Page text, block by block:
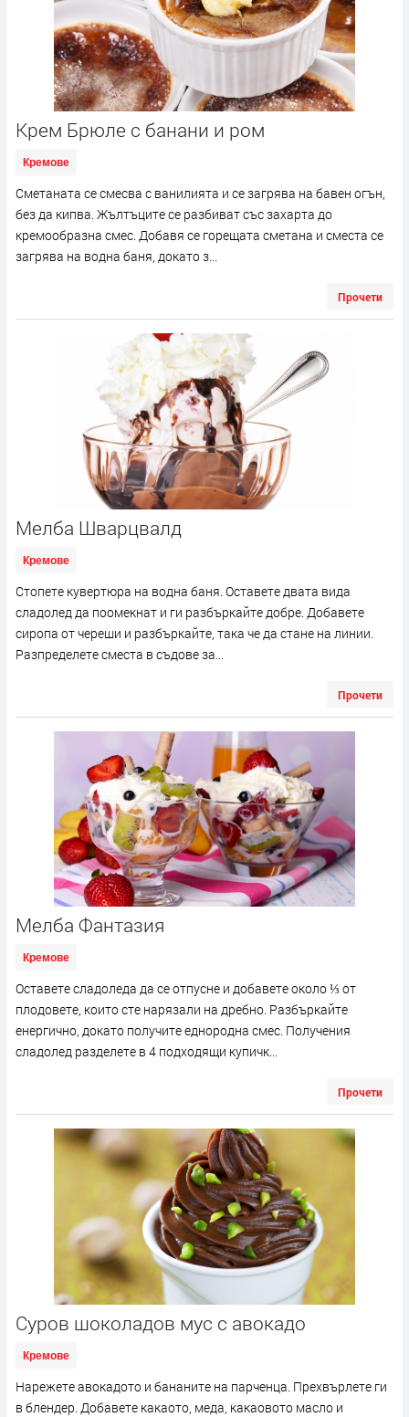
Крем Брюле с банани и ром
Кремове
Сметаната се смесва с ванилията и се загрява на бавен огън,
без да кипва. Жълтъците се разбиват със захарта до
кремообразна смес. Добавя се горещата сметана и сместа се
загрява на водна баня, докато з...
Прочети
Мелба Шварцвалд
Кремове
Стопете кувертюра на водна баня. Оставете двата вида
сладолед да поомекнат и ги разбъркайте добре. Добавете
сиропа от череши и разбъркайте, така че да стане на линии.
Разпределете сместа в съдове за...
Прочети
Мелба Фантазия
Кремове
Оставете сладоледа да се отпусне и добавете около ⅓ от
плодовете, които сте нарязали на дребно. Разбъркайте
енергично, докато получите еднородна смес. Получения
сладолед разделете в 4 подходящи купичк...
Прочети
Суров шоколадов мус с авокадо
Кремове
Нарежете авокадото и бананите на парченца. Прехвърлете ги
в блендер. Добавете какаото, меда, какаовото масло и